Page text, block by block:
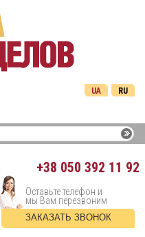
RU
UA
+38 050 392 11 92
Оставьте телефон и
мы Вам перезвоним
ЗАКАЗАТЬ ЗВОНОК